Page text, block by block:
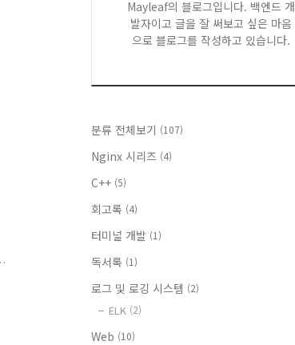
Mayleaf의 블로그입니다. 백엔드 개
발자이고 글을 잘 써보고 싶은 마음
으로 블로그를 작성하고 있습니다.
분류 전체보기 (107)
Nginx 시리즈 (4)
C++ (5)
회고록 (4)
터미널 개발 (1)
독서록 (1)
로그 및 로깅 시스템 (2)
ELK (2)
Web (10)